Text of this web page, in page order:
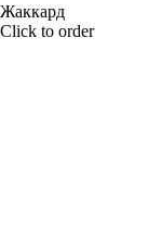
Жаккард
Click to order